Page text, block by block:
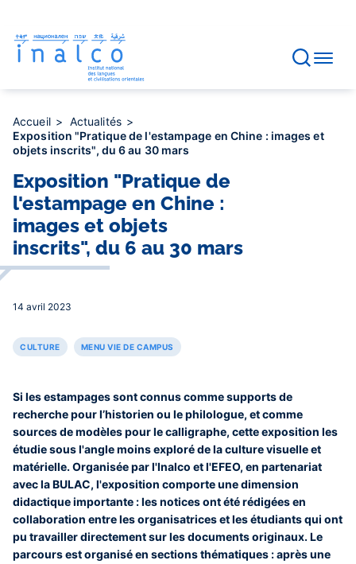
contenu
principal
Accueil
Actualités
Exposition "Pratique de l'estampage en Chine : images et
objets inscrits", du 6 au 30 mars
Exposition "Pratique de
l'estampage en Chine :
images et objets
inscrits", du 6 au 30 mars
14 avril 2023
CULTURE MENU VIE DE CAMPUS
Si les estampages sont connus comme supports de
recherche pour l’historien ou le philologue, et comme
sources de modèles pour le calligraphe, cette exposition les
étudie sous l'angle moins exploré de la culture visuelle et
matérielle. Organisée par l'Inalco et l'EFEO, en partenariat
avec la BULAC, l'exposition comporte une dimension
didactique importante : les notices ont été rédigées en
collaboration entre les organisatrices et les étudiants qui ont
pu travailler directement sur les documents originaux. Le
parcours est organisé en sections thématiques : après une